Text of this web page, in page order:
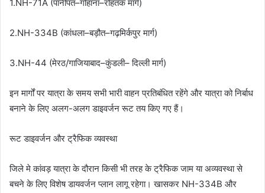
1.NH-71A (पानीपत–गोहाना–रोहतक मार्ग)
2.NH-334B (कांधला–बड़ौत–गढ़मिर्कपुर मार्ग)
3.NH-44 (मेरठ/गाजियाबाद–कुंडली– दिल्ली मार्ग)
इन मार्गों पर यात्रा के समय सभी भारी वाहन प्रतिबंधित रहेंगे और यात्रा को निर्बाध
बनाने के लिए अलग-अलग डाइवर्जन रूट तय किए गए हैं।
रूट डाइवर्जन और ट्रैफिक व्यवस्था
जिले मे कांवड़ यात्रा के दौरान किसी भी तरह के ट्रैफिक जाम या अव्यवस्था से
बचने के लिए विशेष डायवर्जन प्लान लागू रहेगा। खासकर NH-334B और